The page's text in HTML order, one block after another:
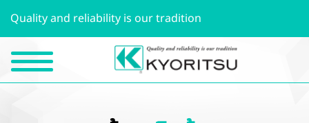
Quality and reliability is our tradition